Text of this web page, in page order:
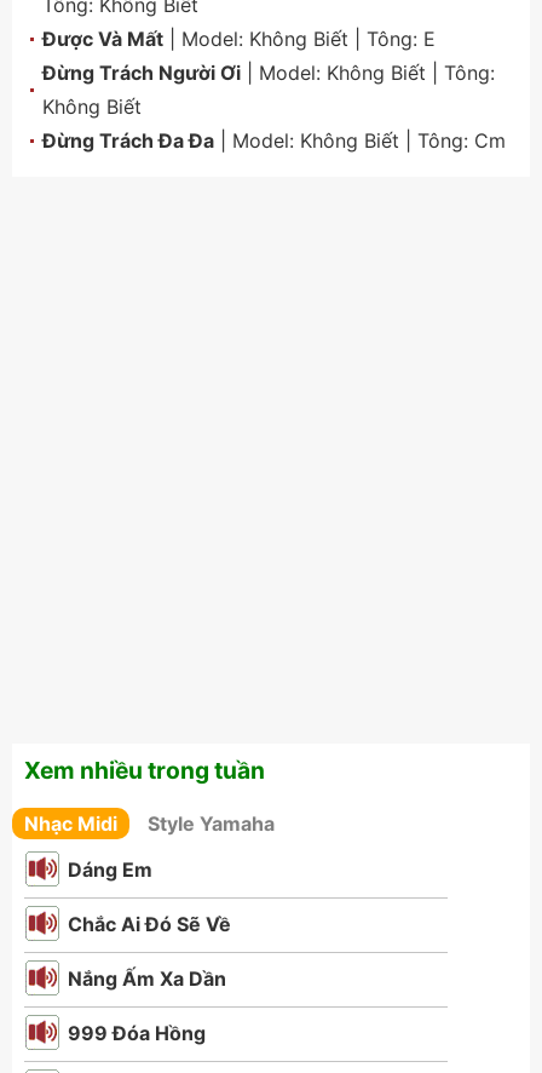
Tông: Không Biết
Được Và Mất | Model: Không Biết | Tông: E
Đừng Trách Người Ơi | Model: Không Biết | Tông:
Không Biết
Đừng Trách Đa Đa | Model: Không Biết | Tông: Cm
Xem nhiều trong tuần
Nhạc Midi
Style Yamaha
Dáng Em
Chắc Ai Đó Sẽ Về
Nắng Ấm Xa Dần
999 Đóa Hồng